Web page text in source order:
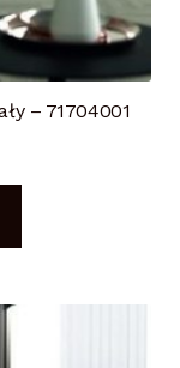
– 71704001